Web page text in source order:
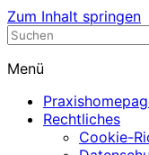
Zum Inhalt springen
Nephrologische
Menü
Rechtliches
Cookie-